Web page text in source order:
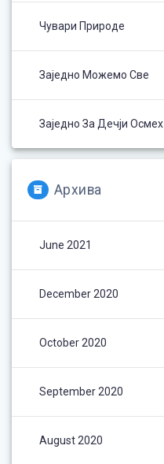
Чувари Природе
Заједно Можемо Све
Заједно За Дечји Осмех
Архива
June 2021
December 2020
October 2020
September 2020
August 2020